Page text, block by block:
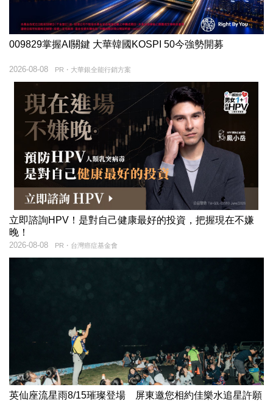
009829掌握AI關鍵 大華韓國KOSPI 50今強勢開募
PR・大華銀全能行銷方案
2026-08-08
立即諮詢HPV！是對自己健康最好的投資，把握現在不嫌
晚！
PR・台灣癌症基金會
2026-08-08
英仙座流星雨8/15璀璨登場 屏東邀您相約佳樂水追星許願